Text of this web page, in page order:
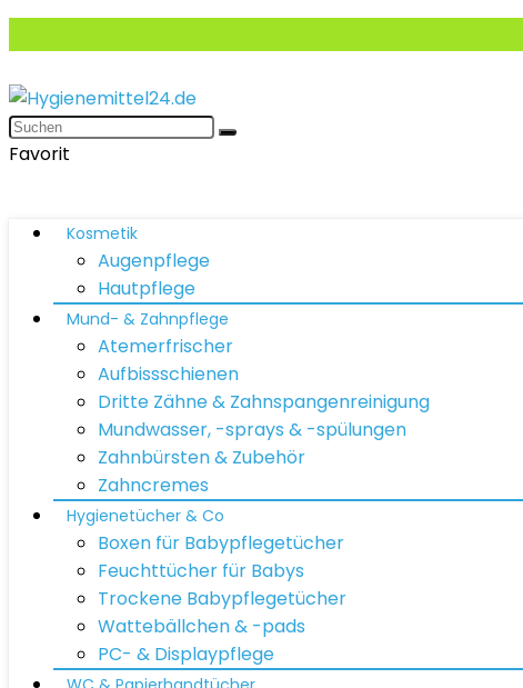
Favorit
Kosmetik
Augenpflege
Hautpflege
Mund- & Zahnpflege
Atemerfrischer
Aufbissschienen
Dritte Zähne & Zahnspangenreinigung
Mundwasser, -sprays & -spülungen
Zahnbürsten & Zubehör
Zahncremes
Hygienetücher & Co
Boxen für Babypflegetücher
Feuchttücher für Babys
Trockene Babypflegetücher
Wattebällchen & -pads
PC- & Displaypflege